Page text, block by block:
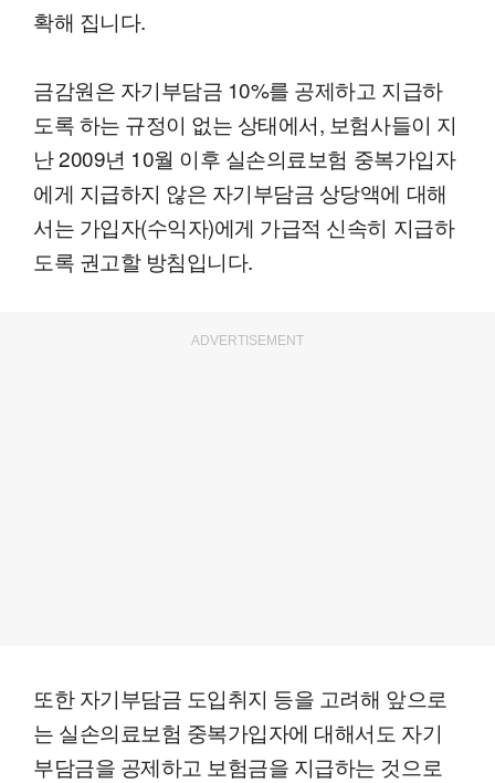
확해 집니다.
금감원은 자기부담금 10%를 공제하고 지급하
도록 하는 규정이 없는 상태에서, 보험사들이 지
난 2009년 10월 이후 실손의료보험 중복가입자
에게 지급하지 않은 자기부담금 상당액에 대해
서는 가입자(수익자)에게 가급적 신속히 지급하
도록 권고할 방침입니다.
ADVERTISEMENT
또한 자기부담금 도입취지 등을 고려해 앞으로
는 실손의료보험 중복가입자에 대해서도 자기
부담금을 공제하고 보험금을 지급하는 것으로